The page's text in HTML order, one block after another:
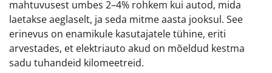
mahtuvusest umbes 2–4% rohkem kui autod, mida
laetakse aeglaselt, ja seda mitme aasta jooksul. See
erinevus on enamikule kasutajatele tühine, eriti
arvestades, et elektriauto akud on mõeldud kestma
sadu tuhandeid kilomeetreid.